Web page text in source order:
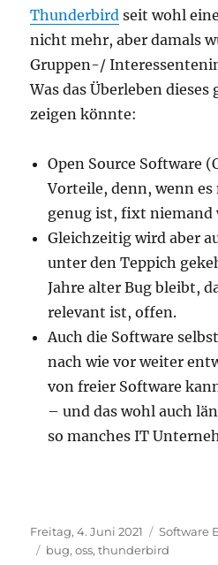
Thunderbird seit wohl
nicht mehr, aber damals
Gruppen-/
Was das Überleben
zeigen könnte:
Open Source Software
Vorteile, denn, wenn
genug ist, fixt niemand
Gleichzeitig wird aber
unter den Teppich
Jahre alter Bug bleibt,
relevant ist, offen.
Auch die Software
nach wie vor weiter
von freier Software
– und das wohl auch
so manches IT
Veröffentlicht
am
Freitag, 4. Juni 2021 Software
Schlagwörter
bug,oss,thunderbird